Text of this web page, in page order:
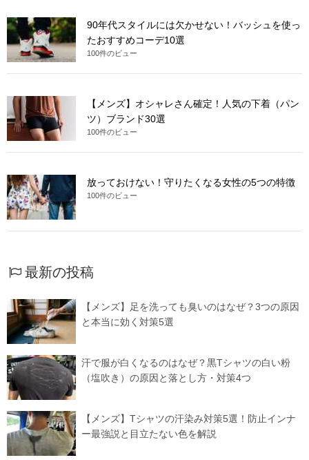
90年代スタイルには欠かせない！バッシュを使っ
たおすすめコーデ10選
100件のビュー
【メンズ】オシャレさん確定！人気の下着（パン
ツ）ブランド30選
100件のビュー
放っておけない！守りたくなる女性の5つの特徴
100件のビュー
最新の投稿
【メンズ】足を洗っても臭いのはなぜ？3つの原因
と本当に効く対策5選
汗で服が白くなるのはなぜ？黒Tシャツの白い粉
（塩吹き）の原因と落とし方・対策4つ
【メンズ】Tシャツの汗染み対策5選！防止インナ
ー最強説と目立たない色を解説